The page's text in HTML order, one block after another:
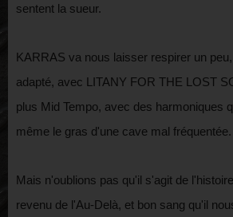
sentent la sueur.
KARRAS va nous laisser respirer un
adapté, avec LITANY FOR THE LOST
plus Mid Tempo, avec des harmoniques
même le gras d'une cave mal fréquentée.
Mais n'oublions pas qu'il s'agit de
revenu de l'Au-Delà, et bon sang qu'il